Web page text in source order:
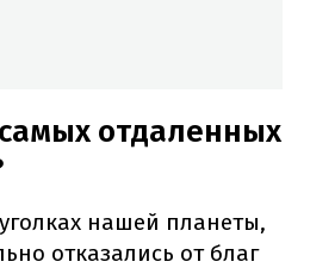
отдаленных
нашей планеты,
отказались от благ